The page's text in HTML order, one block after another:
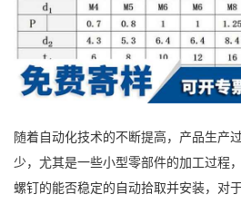
随着自动化技术的不断提高，产品生产
少，尤其是一些小型零部件的加工过程
螺钉的能否稳定的自动拾取并安装，对